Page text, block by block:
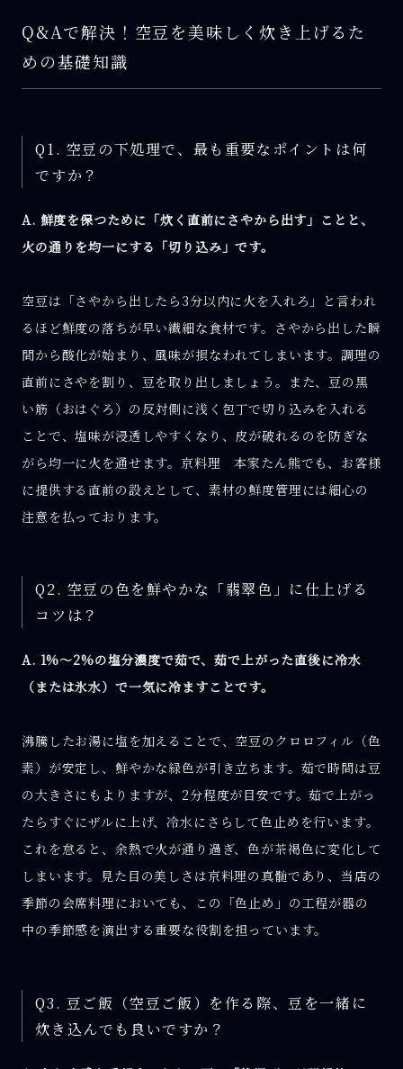
Q&Aで解決！空豆を美味しく炊き上げるた
めの基礎知識
Q1. 空豆の下処理で、最も重要なポイントは何
ですか？
A. 鮮度を保つために「炊く直前にさやから出す」ことと、
火の通りを均一にする「切り込み」です。
空豆は「さやから出したら3分以内に火を入れろ」と言われ
るほど鮮度の落ちが早い繊細な食材です。さやから出した瞬
間から酸化が始まり、風味が損なわれてしまいます。調理の
直前にさやを割り、豆を取り出しましょう。また、豆の黒
い筋（おはぐろ）の反対側に浅く包丁で切り込みを入れる
ことで、塩味が浸透しやすくなり、皮が破れるのを防ぎな
がら均一に火を通せます。京料理 本家たん熊でも、お客様
に提供する直前の設えとして、素材の鮮度管理には細心の
注意を払っております。
Q2. 空豆の色を鮮やかな「翡翠色」に仕上げる
コツは？
A. 1%〜2%の塩分濃度で茹で、茹で上がった直後に冷水
（または氷水）で一気に冷ますことです。
沸騰したお湯に塩を加えることで、空豆のクロロフィル（色
素）が安定し、鮮やかな緑色が引き立ちます。茹で時間は豆
の大きさにもよりますが、2分程度が目安です。茹で上がっ
たらすぐにザルに上げ、冷水にさらして色止めを行います。
これを怠ると、余熱で火が通り過ぎ、色が茶褐色に変化して
しまいます。見た目の美しさは京料理の真髄であり、当店の
季節の会席料理においても、この「色止め」の工程が器の
中の季節感を演出する重要な役割を担っています。
Q3. 豆ご飯（空豆ご飯）を作る際、豆を一緒に
炊き込んでも良いですか？